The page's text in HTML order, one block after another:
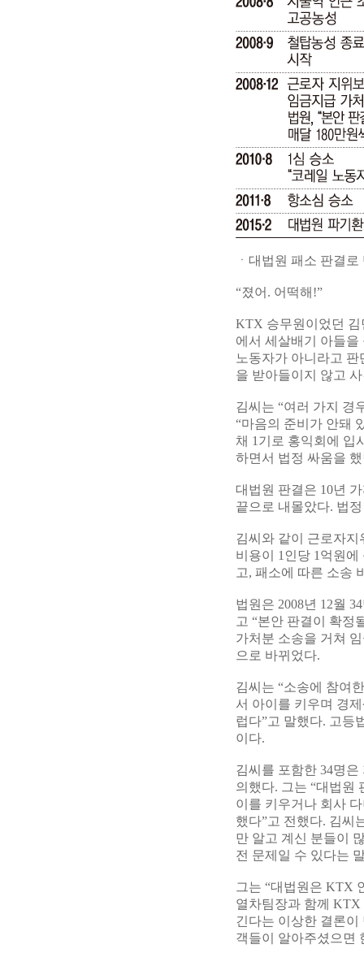
ㆍ대법원 패소 판결
“졌어. 어떡해!”
KTX 승무원이었던 김
에서 세살배기 아들
노동자가 아니라고
을 받아들이지 않고
김씨는 “여러 가지 경
“마음의 준비가 안돼
채 1기로 홍익회에 입
하면서 법정 싸움을
대법원 판결은 10년
끝으로 내몰았다. 법
김씨와 같이 근로자
비용이 1인당 1억원
고, 패소에 따른 소송
법원은 2008년 12월
고 “본안 판결이 확정
가처분 소송을 거쳐
으로 바뀌었다.
김씨는 “소송에 참여
서 아이를 키우며 경
럽다”고 말했다. 고등
이다.
김씨를 포함한 34명
의했다. 그는 “대법원
이를 키우거나 회사
했다”고 전했다. 김씨
만 알고 계신 분들이
전 문제일 수 있다는
그는 “대법원은 KTX
열차팀장과 함께
긴다는 이상한 결론이
객들이 알아주셨으면